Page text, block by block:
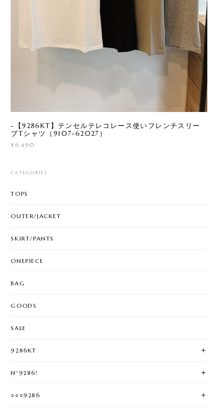
-【9286KT】テンセルテレコレース使いフレンチスリー
ブTシャツ（9107-62027）
¥6,490
CATEGORIES
TOPS
OUTER/JACKET
SKIRT/PANTS
ONEPIECE
BAG
GOODS
SALE
9286KT
N°9286!
○○○9286